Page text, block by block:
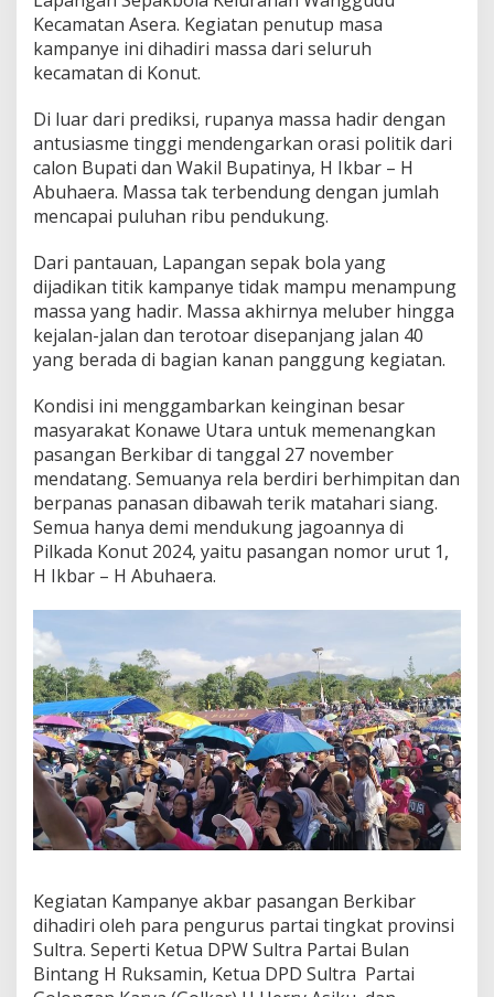
Kecamatan Asera. Kegiatan penutup masa
kampanye ini dihadiri massa dari seluruh
kecamatan di Konut.
Di luar dari prediksi, rupanya massa hadir dengan
antusiasme tinggi mendengarkan orasi politik dari
calon Bupati dan Wakil Bupatinya, H Ikbar – H
Abuhaera. Massa tak terbendung dengan jumlah
mencapai puluhan ribu pendukung.
Dari pantauan, Lapangan sepak bola yang
dijadikan titik kampanye tidak mampu menampung
massa yang hadir. Massa akhirnya meluber hingga
kejalan-jalan dan terotoar disepanjang jalan 40
yang berada di bagian kanan panggung kegiatan.
Kondisi ini menggambarkan keinginan besar
masyarakat Konawe Utara untuk memenangkan
pasangan Berkibar di tanggal 27 november
mendatang. Semuanya rela berdiri berhimpitan dan
berpanas panasan dibawah terik matahari siang.
Semua hanya demi mendukung jagoannya di
Pilkada Konut 2024, yaitu pasangan nomor urut 1,
H Ikbar – H Abuhaera.
Kegiatan Kampanye akbar pasangan Berkibar
dihadiri oleh para pengurus partai tingkat provinsi
Sultra. Seperti Ketua DPW Sultra Partai Bulan
Bintang H Ruksamin, Ketua DPD Sultra Partai